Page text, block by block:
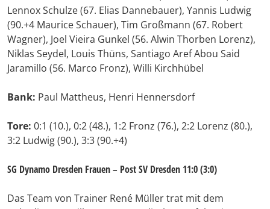
Lennox Schulze (67. Elias Dannebauer), Yannis Ludwig
(90.+4 Maurice Schauer), Tim Großmann (67. Robert
Wagner), Joel Vieira Gunkel (56. Alwin Thorben Lorenz),
Niklas Seydel, Louis Thüns, Santiago Aref Abou Said
Jaramillo (56. Marco Fronz), Willi Kirchhübel
Bank: Paul Mattheus, Henri Hennersdorf
Tore: 0:1 (10.), 0:2 (48.), 1:2 Fronz (76.), 2:2 Lorenz (80.),
3:2 Ludwig (90.), 3:3 (90.+4)
SG Dynamo Dresden Frauen – Post SV Dresden 11:0 (3:0)
Das Team von Trainer René Müller trat mit dem